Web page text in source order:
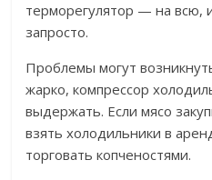
терморегулятор — на всю,
запросто.
Проблемы могут
жарко, компрессор
выдержать. Если мясо
взять холодильники в
торговать копченостями.